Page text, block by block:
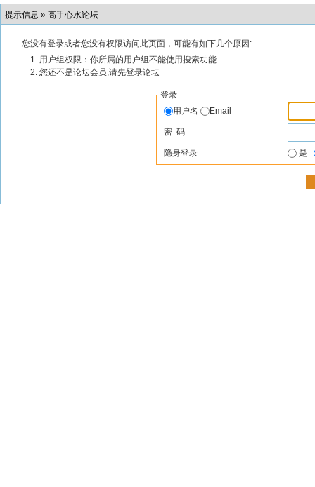
提示信息 » 高手心水论坛
您没有登录或者您没有权限访问此页面，可能有如下几个原因:
用户组权限：你所属的用户组不能使用搜索功能
您还不是论坛会员,请先登录论坛
登录
用户名
Email
密 码
隐身登录 是